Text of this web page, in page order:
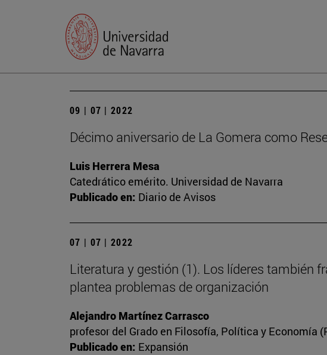
09 | 07 | 2022
Décimo aniversario de La Gomera como
Luis Herrera Mesa
Catedrático emérito. Universidad de Navarra
Publicado en: Diario de Avisos
07 | 07 | 2022
Literatura y gestión (1). Los líderes también
plantea problemas de organización
Alejandro Martínez Carrasco
profesor del Grado en Filosofía, Política y Economía
Publicado en: Expansión